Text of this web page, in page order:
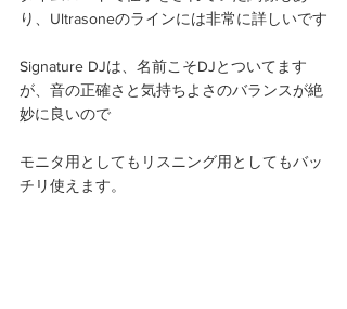
り、Ultrasoneのラインには非常に詳しいです
Signature DJは、名前こそDJとついてます
が、音の正確さと気持ちよさのバランスが絶
妙に良いので
モニタ用としてもリスニング用としてもバッ
チリ使えます。